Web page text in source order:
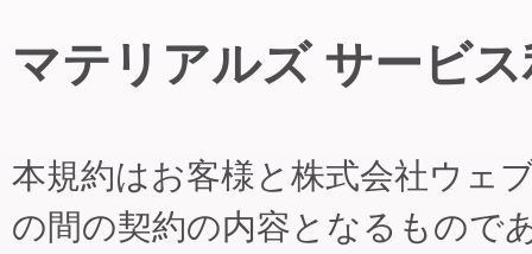
マテリアルズ サービ
本規約はお客様と株式会社ウェ
の間の契約の内容となるもので